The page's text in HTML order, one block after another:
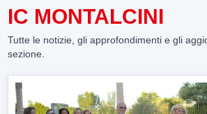
IC MONTALCINI
Tutte le notizie, gli approfondimenti e gli
sezione.